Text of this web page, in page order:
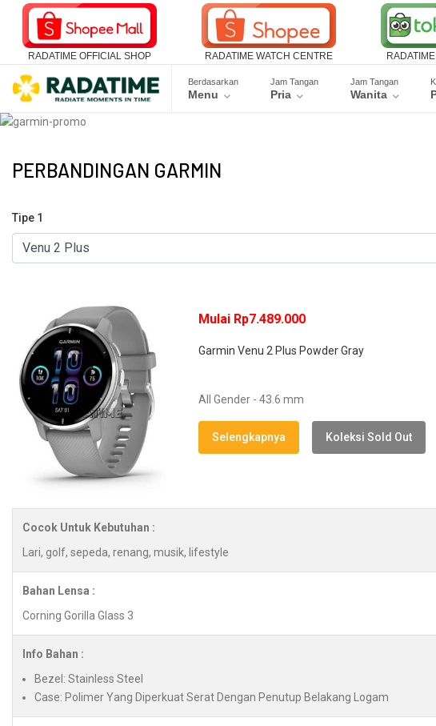
RADATIME OFFICIAL SHOP RADATIME WATCH CENTRE
Berdasarkan
Menu
Jam Tangan
Pria
Jam Tangan
Wanita
PERBANDINGAN GARMIN
Tipe 1
Mulai Rp7.489.000
Garmin Venu 2 Plus Powder Gray
All Gender - 43.6 mm
Selengkapnya Koleksi Sold Out
Cocok Untuk Kebutuhan :
Lari, golf, sepeda, renang, musik, lifestyle
Bahan Lensa :
Corning Gorilla Glass 3
Info Bahan :
Bezel: Stainless Steel
Case: Polimer Yang Diperkuat Serat Dengan Penutup Belakang Logam